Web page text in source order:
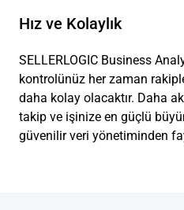
Hız ve Kolaylık
SELLERLOGIC Business
kontrolünüz her zaman
daha kolay olacaktır. Daha
takip ve işinize en güçlü
güvenilir veri yönetiminden